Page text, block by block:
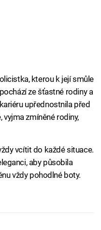
kterou k její smůle
ze šťastné rodiny a
upřednostnila před
zmíněné rodiny,
vcítit do každé situace.
aby působila
vždy pohodlné boty.